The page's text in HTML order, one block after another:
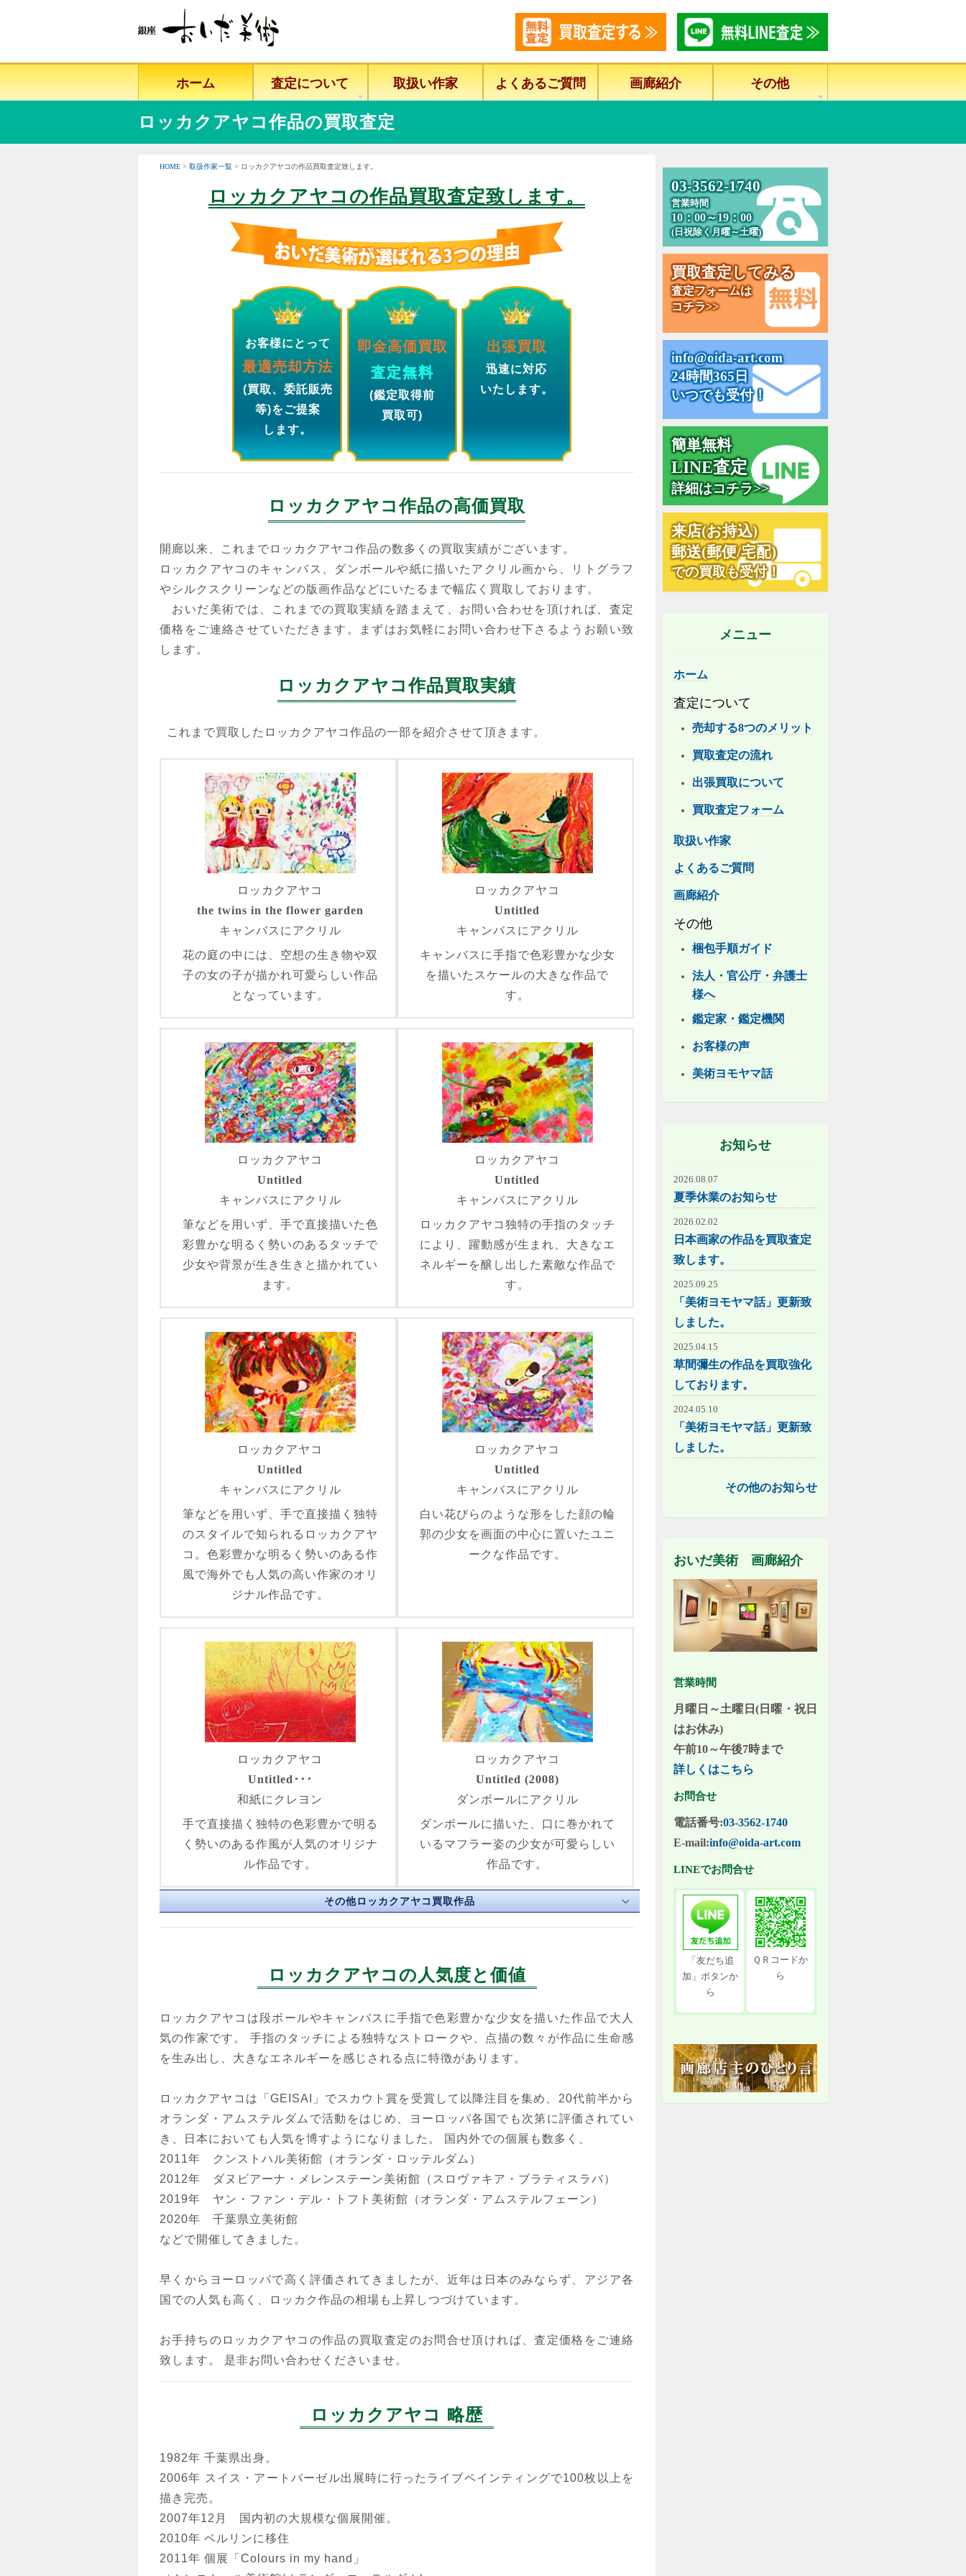
ホーム 査定について 取扱い作家 よくあるご質問 画廊紹介 その他
ロッカクアヤコ作品の買取査定
HOME > 取扱作家一覧 > ロッカクアヤコの作品買取査定致します。
ロッカクアヤコの作品買取査定致します。
お客様にとって
最適売却方法
(買取、委託販売
等)をご提案
します。
即金高価買取
査定無料
(鑑定取得前
買取可)
出張買取
迅速に対応
いたします。
ロッカクアヤコ作品の高価買取
開廊以来、これまでロッカクアヤコ作品の数多くの買取実績がございます。
ロッカクアヤコのキャンバス、ダンボールや紙に描いたアクリル画から、リトグラフ
やシルクスクリーンなどの版画作品などにいたるまで幅広く買取しております。
おいだ美術では、これまでの買取実績を踏まえて、お問い合わせを頂ければ、査定
価格をご連絡させていただきます。まずはお気軽にお問い合わせ下さるようお願い致
します。
ロッカクアヤコ作品買取実績
これまで買取したロッカクアヤコ作品の一部を紹介させて頂きます。
ロッカクアヤコ
the twins in the flower garden
キャンバスにアクリル
花の庭の中には、空想の生き物や双
子の女の子が描かれ可愛らしい作品
となっています。
ロッカクアヤコ
Untitled
キャンバスにアクリル
キャンバスに手指で色彩豊かな少女
を描いたスケールの大きな作品で
す。
ロッカクアヤコ
Untitled
キャンバスにアクリル
筆などを用いず、手で直接描いた色
彩豊かな明るく勢いのあるタッチで
少女や背景が生き生きと描かれてい
ます。
ロッカクアヤコ
Untitled
キャンバスにアクリル
ロッカクアヤコ独特の手指のタッチ
により、躍動感が生まれ、大きなエ
ネルギーを醸し出した素敵な作品で
す。
ロッカクアヤコ
Untitled
キャンバスにアクリル
筆などを用いず、手で直接描く独特
のスタイルで知られるロッカクアヤ
コ。色彩豊かな明るく勢いのある作
風で海外でも人気の高い作家のオリ
ジナル作品です。
ロッカクアヤコ
Untitled
キャンバスにアクリル
白い花びらのような形をした顔の輪
郭の少女を画面の中心に置いたユニ
ークな作品です。
ロッカクアヤコ
Untitled･･･
和紙にクレヨン
手で直接描く独特の色彩豊かで明る
く勢いのある作風が人気のオリジナ
ル作品です。
ロッカクアヤコ
Untitled (2008)
ダンボールにアクリル
ダンボールに描いた、口に巻かれて
いるマフラー姿の少女が可愛らしい
作品です。
その他ロッカクアヤコ買取作品
ロッカクアヤコ
Untitled（2008）②
キャンバスにアクリル
ロッカクアヤコ
Untitled（2007）①
キャンバスにアクリル
ロッカクアヤコ
Untitled
ダンボールにアクリル
ロッカクアヤコ
早生まれ行進曲（4）
リトグラフ
ロッカクアヤコ
早生まれ行進曲（2）
ダンボールにシルクスクリ
早生まれ行進曲（1）
ダンボールにシルクスクリ
ロッカクアヤコ
絵本「みんなのこと」より
ロッカクアヤコ
Untitled
ロッカクアヤコ
ロッカクアヤコの人気度と価値
ロッカクアヤコは段ボールやキャンバスに手指で色彩豊かな少女を描いた作品で大人
気の作家です。 手指のタッチによる独特なストロークや、点描の数々が作品に生命感
を生み出し、大きなエネルギーを感じされる点に特徴があります。
ロッカクアヤコは「GEISAI」でスカウト賞を受賞して以降注目を集め、20代前半から
オランダ・アムステルダムで活動をはじめ、ヨーロッパ各国でも次第に評価されてい
き、日本においても人気を博すようになりました。 国内外での個展も数多く、
2011年 クンストハル美術館（オランダ・ロッテルダム）
2012年 ダヌビアーナ・メレンステーン美術館（スロヴァキア・ブラティスラバ）
2019年 ヤン・ファン・デル・トフト美術館（オランダ・アムステルフェーン）
2020年 千葉県立美術館
などで開催してきました。
早くからヨーロッパで高く評価されてきましたが、近年は日本のみならず、アジア各
国での人気も高く、ロッカク作品の相場も上昇しつづけています。
お手持ちのロッカクアヤコの作品の買取査定のお問合せ頂ければ、査定価格をご連絡
致します。 是非お問い合わせくださいませ。
ロッカクアヤコ 略歴
1982年 千葉県出身。
2006年 スイス・アートバーゼル出展時に行ったライブペインティングで100枚以上を
描き完売。
2007年12月 国内初の大規模な個展開催。
2010年 ベルリンに移住
2011年 個展「Colours in my hand」
03-3562-1740
営業時間
10：00～19：00
(日祝除く月曜～土曜)
買取査定してみる
査定フォームは
コチラ>>
info@oida-art.com
24時間365日
いつでも受付！
簡単無料
LINE査定
詳細はコチラ>>
来店(お持込)
郵送(郵便/宅配)
での買取も受付！
メニュー
ホーム
査定について
売却する8つのメリット
買取査定の流れ
出張買取について
買取査定フォーム
取扱い作家
よくあるご質問
画廊紹介
その他
梱包手順ガイド
法人・官公庁・弁護士
様へ
鑑定家・鑑定機関
お客様の声
美術ヨモヤマ話
お知らせ
2026.08.07
夏季休業のお知らせ
2026.02.02
日本画家の作品を買取査定
致します。
2025.09.25
「美術ヨモヤマ話」更新致
しました。
2025.04.15
草間彌生の作品を買取強化
しております。
2024.05.10
「美術ヨモヤマ話」更新致
しました。
その他のお知らせ
おいだ美術 画廊紹介
営業時間
月曜日～土曜日(日曜・祝日
はお休み)
午前10～午後7時まで
詳しくはこちら
お問合せ
電話番号:03-3562-1740
E-mail:info@oida-art.com
LINEでお問合せ
「友だち追
加」ボタンか
ら
ＱＲコードか
ら